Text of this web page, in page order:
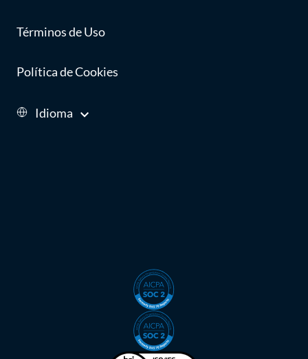
Términos de Uso
Política de Cookies
Idioma